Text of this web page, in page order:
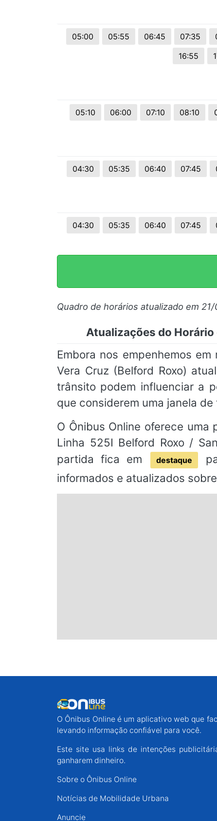
05:00 05:55 06:45 07:35
16:55
05:10 06:00 07:10 08:10
04:30 05:35 06:40 07:45
04:30 05:35 06:40 07:45
Quadro de horários atualizado em
Atualizações do Horário
Embora nos empenhemos
Vera Cruz (Belford Roxo)
trânsito podem influenciar a
que considerem uma janela
O Ônibus Online oferece
Linha 525I Belford Roxo /
partida fica em
destaque
informados e atualizados
O Ônibus Online é um aplicativo web que
levando informação confiável para você.
Este site usa links de intenções
ganharem dinheiro.
Sobre o Ônibus Online
Notícias de Mobilidade Urbana
Anuncie